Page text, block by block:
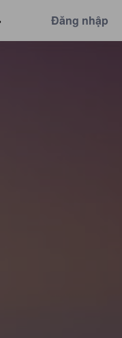
Đăng nhập